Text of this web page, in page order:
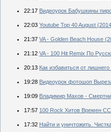
22:17 Видеоурок Бабушкины
22:03 Youtube Top 40 August
21:37 VA - Golden Beach House
21:12 VA - 100 Hit Remix По
20:13 Как избавиться от
19:28 Видеоурок фотошоп
19:09 Владимир Махов -
17:57 100 Rock Хитов Времен
17:32 Найти и уничтожить.